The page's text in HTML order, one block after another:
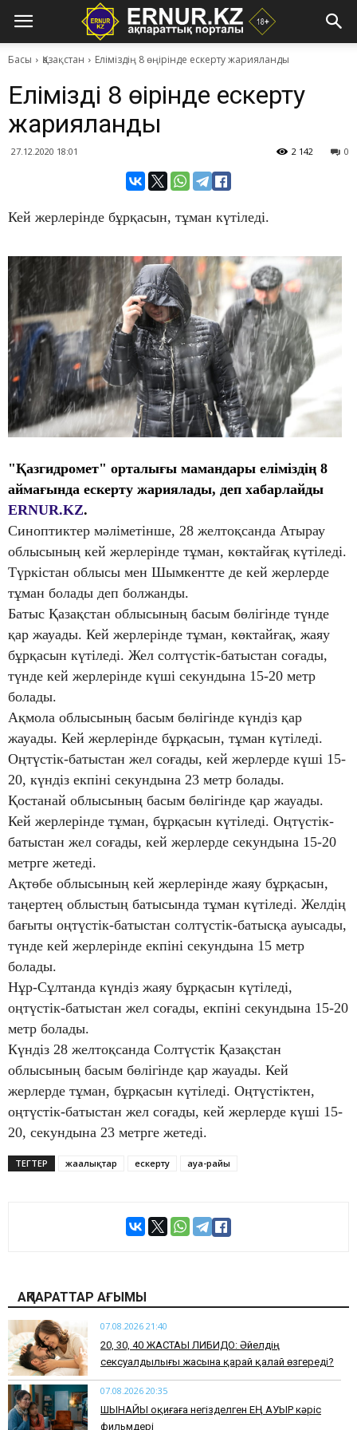
Басы Қазақстан Еліміздің 8 өңірінде ескерту жарияланды
Еліміздің 8 өңірінде ескерту
жарияланды
27.12.2020 18:01 0
2 142
Кей жерлерінде бұрқасын, тұман күтіледі.
"Қазгидромет" орталығы мамандары еліміздің 8
аймағында ескерту жариялады, деп хабарлайды
ERNUR.KZ.
Синоптиктер мәліметінше, 28 желтоқсанда Атырау
облысының кей жерлерінде тұман, көктайғақ күтіледі.
Түркістан облысы мен Шымкентте де кей жерлерде
тұман болады деп болжанды.
Батыс Қазақстан облысының басым бөлігінде түнде
қар жауады. Кей жерлерінде тұман, көктайғақ, жаяу
бұрқасын күтіледі. Жел солтүстік-батыстан соғады,
түнде кей жерлерінде күші секундына 15-20 метр
болады.
Ақмола облысының басым бөлігінде күндіз қар
жауады. Кей жерлерінде бұрқасын, тұман күтіледі.
Оңтүстік-батыстан жел соғады, кей жерлерде күші 15-
20, күндіз екпіні секундына 23 метр болады.
Қостанай облысының басым бөлігінде қар жауады.
Кей жерлерінде тұман, бұрқасын күтіледі. Оңтүстік-
батыстан жел соғады, кей жерлерде секундына 15-20
метрге жетеді.
Ақтөбе облысының кей жерлерінде жаяу бұрқасын,
таңертең облыстың батысында тұман күтіледі. Желдің
бағыты оңтүстік-батыстан солтүстік-батысқа ауысады,
түнде кей жерлерінде екпіні секундына 15 метр
болады.
Нұр-Сұлтанда күндіз жаяу бұрқасын күтіледі,
оңтүстік-батыстан жел соғады, екпіні секундына 15-20
метр болады.
Күндіз 28 желтоқсанда Солтүстік Қазақстан
облысының басым бөлігінде қар жауады. Кей
жерлерде тұман, бұрқасын күтіледі. Оңтүстіктен,
оңтүстік-батыстан жел соғады, кей жерлерде күші 15-
20, секундына 23 метрге жетеді.
ТЕГТЕР жаңалықтар ескерту ауа-райы
АҚПАРАТТАР АҒЫМЫ
07.08.2026 21:40
​20, 30, 40 ЖАСТАҒЫ ЛИБИДО: Әйелдің
сексуалдылығы жасына қарай қалай өзгереді?
07.08.2026 20:35
​ШЫНАЙЫ оқиғаға негізделген ЕҢ АУЫР кәріс
фильмдері